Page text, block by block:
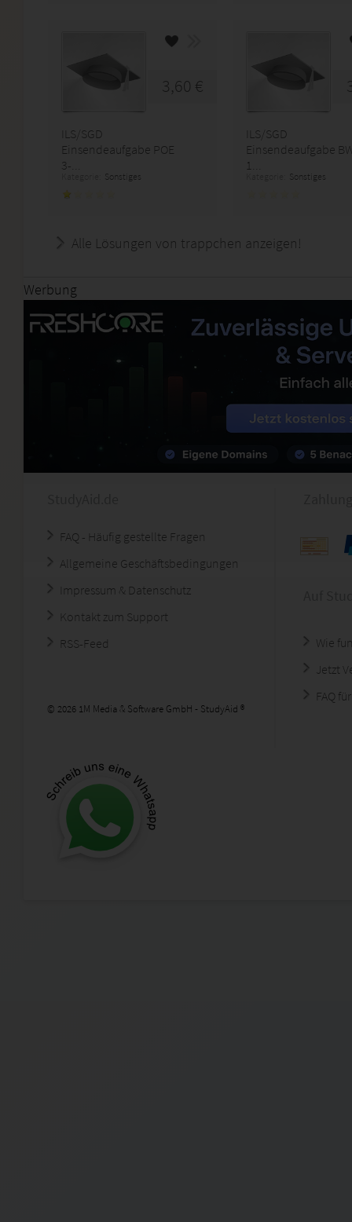
3,60 €
ILS/SGD
Einsendeaufgabe POE
3-...
Sonstiges
ILS/SGD
Einsendeaufgabe
1...
Sonstiges
Alle Lösungen von trappchen anzeigen!
Werbung
FAQ - Häufig gestellte Fragen
Allgemeine Geschäftsbedingungen
Impressum & Datenschutz
Kontakt zum Support
RSS-Feed
© 2026 1M Media & Software GmbH - StudyAid ®
Wie
Jetzt
FAQ